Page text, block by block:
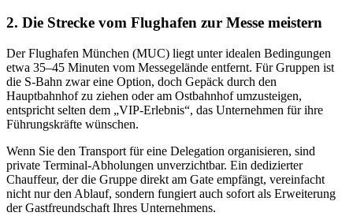
2. Die Strecke vom Flughafen zur Messe meistern
Der Flughafen München (MUC) liegt unter idealen Bedingungen
etwa 35–45 Minuten vom Messegelände entfernt. Für Gruppen ist
die S-Bahn zwar eine Option, doch Gepäck durch den
Hauptbahnhof zu ziehen oder am Ostbahnhof umzusteigen,
entspricht selten dem „VIP-Erlebnis“, das Unternehmen für ihre
Führungskräfte wünschen.
Wenn Sie den Transport für eine Delegation organisieren, sind
private Terminal-Abholungen unverzichtbar. Ein dedizierter
Chauffeur, der die Gruppe direkt am Gate empfängt, vereinfacht
nicht nur den Ablauf, sondern fungiert auch sofort als Erweiterung
der Gastfreundschaft Ihres Unternehmens.